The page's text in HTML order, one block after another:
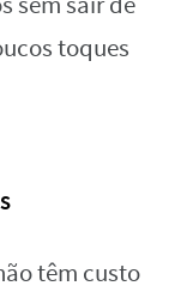
toques
têm custo